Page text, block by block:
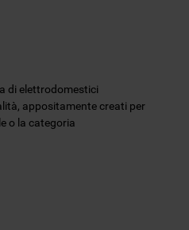
di elettrodomestici
appositamente creati per
o la categoria